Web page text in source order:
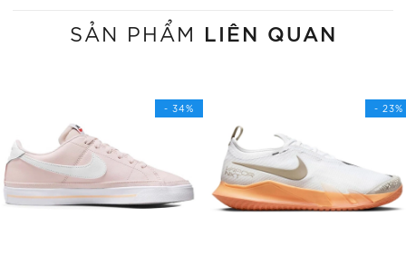
SẢN PHẨM LIÊN QUAN
- 34% - 23%